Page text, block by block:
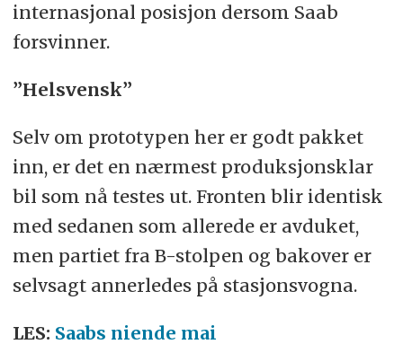
internasjonal posisjon dersom Saab
forsvinner.
”Helsvensk”
Selv om prototypen her er godt pakket
inn, er det en nærmest produksjonsklar
bil som nå testes ut. Fronten blir identisk
med sedanen som allerede er avduket,
men partiet fra B-stolpen og bakover er
selvsagt annerledes på stasjonsvogna.
LES: Saabs niende mai